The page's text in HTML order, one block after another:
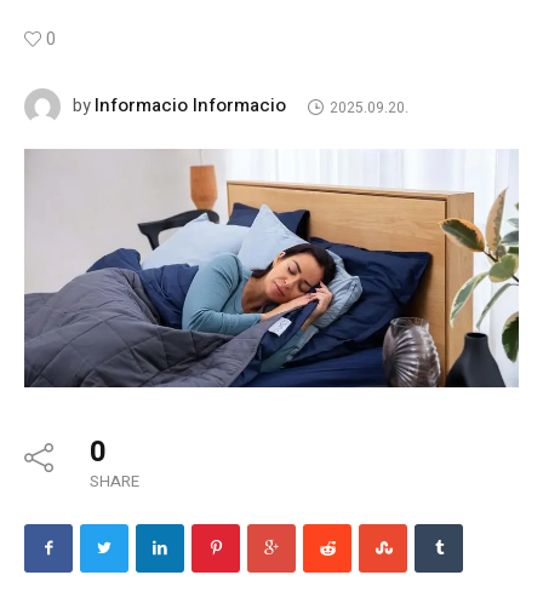
0
byInformacio Informacio 2025.09.20.
0
SHARE